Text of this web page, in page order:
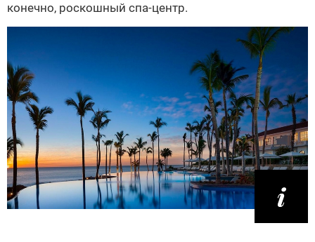
конечно, роскошный спа-центр.